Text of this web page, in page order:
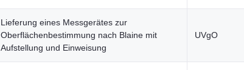
Lieferung eines Messgerätes zur
Oberflächenbestimmung nach Blaine mit
Aufstellung und Einweisung
UVgO